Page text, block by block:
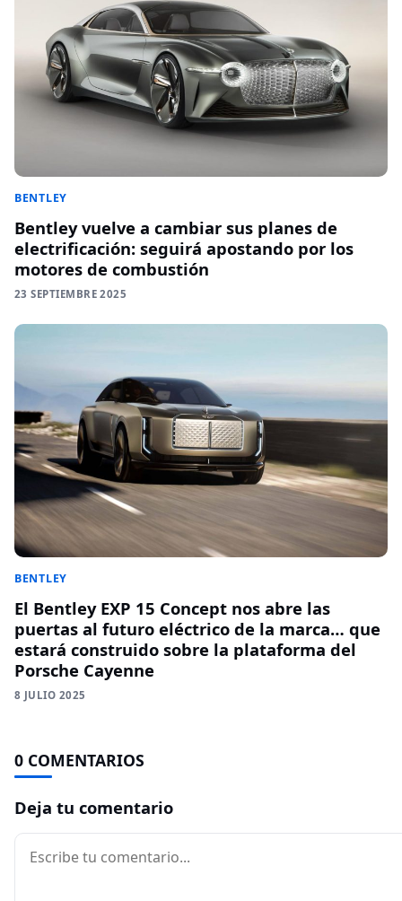
BENTLEY
Bentley vuelve a cambiar sus planes de
electrificación: seguirá apostando por los
motores de combustión
23 SEPTIEMBRE 2025
BENTLEY
El Bentley EXP 15 Concept nos abre las
puertas al futuro eléctrico de la marca… que
estará construido sobre la plataforma del
Porsche Cayenne
8 JULIO 2025
0 COMENTARIOS
Deja tu comentario
Comentario